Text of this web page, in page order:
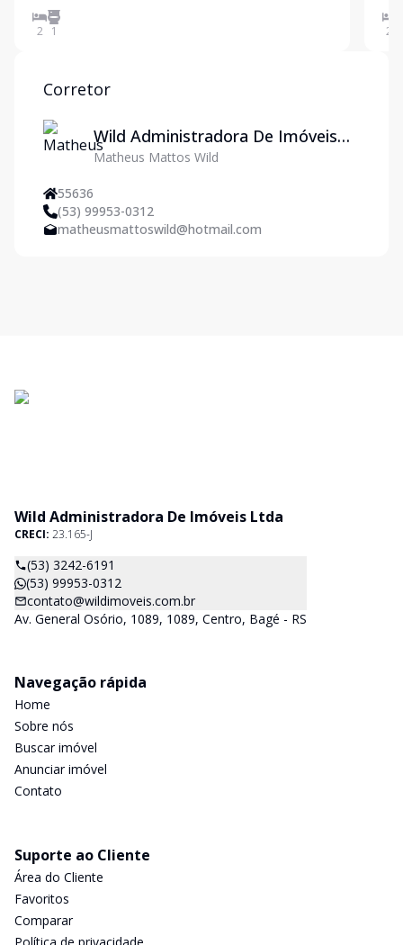
cozinha, sacada para frente.
2 1 2
Corretor
Wild Administradora De Imóveis
Ltda
Matheus Mattos Wild
55636
(53) 99953-0312
matheusmattoswild@hotmail.com
Wild Administradora De Imóveis Ltda
CRECI: 23.165-J
(53) 3242-6191
(53) 99953-0312
contato@wildimoveis.com.br
Av. General Osório, 1089, 1089, Centro, Bagé - RS
Navegação rápida
Home
Sobre nós
Buscar imóvel
Anunciar imóvel
Contato
Suporte ao Cliente
Área do Cliente
Favoritos
Comparar